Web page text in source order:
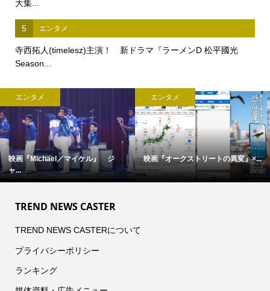
大集...
5 エンタメ
寺西拓人(timelesz)主演！ 新ドラマ『ラーメンD 松平國光
Season...
エンタメ
映画『Michael／マイケル』 ジ
ャ...
エンタメ
映画『オークストリートの異変』×...
TREND NEWS CASTER
TREND NEWS CASTERについて
プライバシーポリシー
ランキング